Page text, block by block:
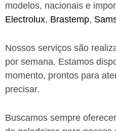
modelos, nacionais e
Electrolux, Brastemp,
Nossos serviços são
por semana. Estamos
momento, prontos para
precisar.
Buscamos sempre